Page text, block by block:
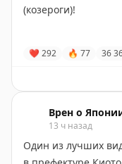
(козероги)!
на Хонсю и
кипариса и
в префектуре
❤ 292 🔥 77 36
Врен о
13 ч назад
Один из лучших